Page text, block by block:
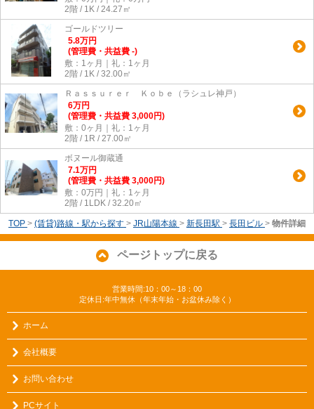
2階 / 1K / 24.27㎡
ゴールドツリー
5.8万円
(管理費・共益費 -)
敷：1ヶ月｜礼：1ヶ月
2階 / 1K / 32.00㎡
Ｒａｓｓｕｒｅｒ Ｋｏｂｅ（ラシュレ神戸）
6万円
(管理費・共益費 3,000円)
敷：0ヶ月｜礼：1ヶ月
2階 / 1R / 27.00㎡
ボヌール御蔵通
7.1万円
(管理費・共益費 3,000円)
敷：0万円｜礼：1ヶ月
2階 / 1LDK / 32.20㎡
TOP > (賃貸)路線・駅から探す > JR山陽本線 > 新長田駅 > 長田ビル > 物件詳細
ページトップに戻る
営業時間:10：00～18：00
定休日:年中無休（年末年始・お盆休み除く）
ホーム
会社概要
お問い合わせ
PCサイト